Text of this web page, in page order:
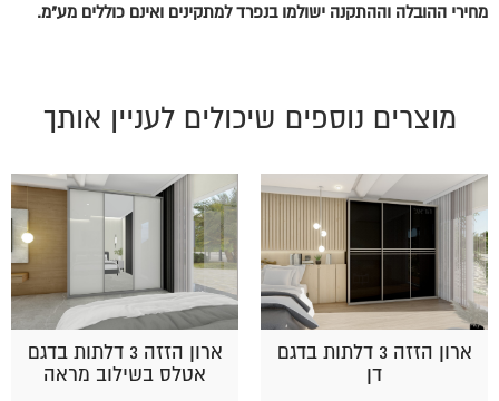
מחירי ההובלה וההתקנה ישולמו בנפרד למתקינים ואינם כוללים מע"מ.
מוצרים נוספים שיכולים לעניין אותך
ארון הזזה 3 דלתות בדגם
דן
ארון הזזה 3 דלתות בדגם
אטלס בשילוב מראה